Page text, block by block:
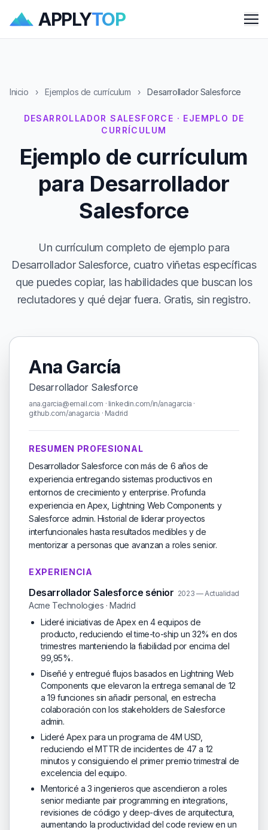
APPLYTOP
Inicio › Ejemplos de currículum › Desarrollador Salesforce
DESARROLLADOR SALESFORCE · EJEMPLO DE
CURRÍCULUM
Ejemplo de currículum
para Desarrollador
Salesforce
Un currículum completo de ejemplo para
Desarrollador Salesforce, cuatro viñetas específicas
que puedes copiar, las habilidades que buscan los
reclutadores y qué dejar fuera. Gratis, sin registro.
Ana García
Desarrollador Salesforce
ana.garcia@email.com · linkedin.com/in/anagarcia ·
github.com/anagarcia · Madrid
RESUMEN PROFESIONAL
Desarrollador Salesforce con más de 6 años de
experiencia entregando sistemas productivos en
entornos de crecimiento y enterprise. Profunda
experiencia en Apex, Lightning Web Components y
Salesforce admin. Historial de liderar proyectos
interfuncionales hasta resultados medibles y de
mentorizar a personas que avanzan a roles senior.
EXPERIENCIA
Desarrollador Salesforce sénior 2023 — Actualidad
Acme Technologies · Madrid
Lideré iniciativas de Apex en 4 equipos de
producto, reduciendo el time-to-ship un 32% en dos
trimestres manteniendo la fiabilidad por encima del
99,95%.
Diseñé y entregué flujos basados en Lightning Web
Components que elevaron la entrega semanal de 12
a 19 funciones sin añadir personal, en estrecha
colaboración con los stakeholders de Salesforce
admin.
Lideré Apex para un programa de 4M USD,
reduciendo el MTTR de incidentes de 47 a 12
minutos y consiguiendo el primer premio trimestral de
excelencia del equipo.
Mentoricé a 3 ingenieros que ascendieron a roles
senior mediante pair programming en integrations,
revisiones de código y deep-dives de arquitectura,
aumentando la productividad del code review en un